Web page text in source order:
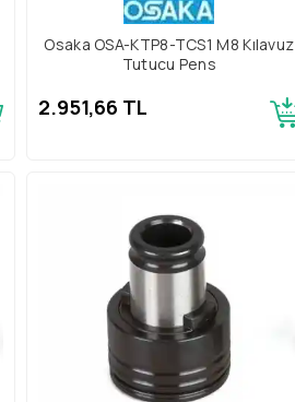
Osaka OSA-KTP8-TCS1 M8 Kılavuz
Tutucu Pens
2.951,66 TL